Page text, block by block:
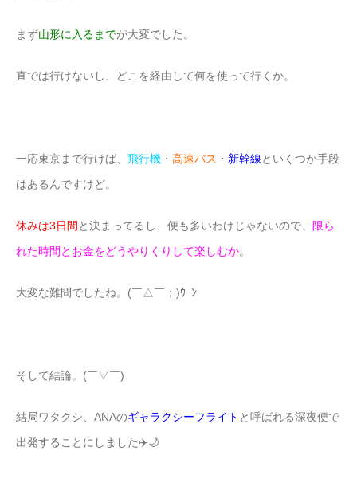
まず山形に入るまでが大変でした。
直では行けないし、どこを経由して何を使って行くか。
一応東京まで行けば、 飛行機 ・ 高速バス ・ 新幹線といくつか手段
はあるんですけど。
休みは3日間 と決まってるし、便も多いわけじゃないので、
限ら
れた時間とお金をどうやりくりして楽しむか。
大変な難問でしたね。(￣△￣；)ｳｰﾝ
そして結論。(￣▽￣)
結局ワタクシ、ANAのギャラクシーフライト と呼ばれる深夜便で
出発することにしました✈️🌙